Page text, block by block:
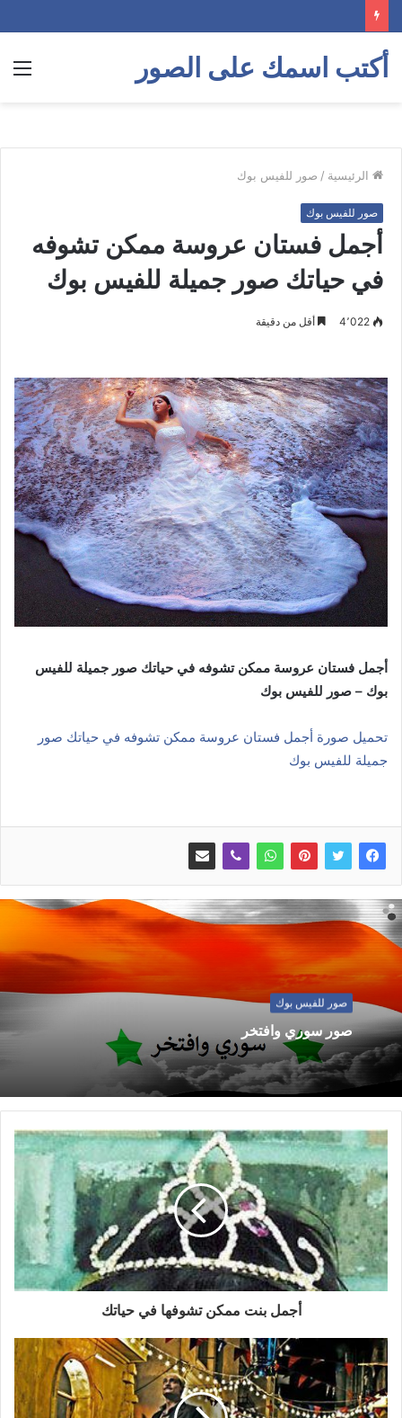
أكتب اسمك على الصور
الرئيسية / صور للفيس بوك
صور للفيس بوك
أجمل فستان عروسة ممكن تشوفه
في حياتك صور جميلة للفيس بوك
4٬022 أقل من دقيقة
أجمل فستان عروسة ممكن تشوفه في حياتك صور جميلة للفيس
بوك – صور للفيس بوك
تحميل صورة أجمل فستان عروسة ممكن تشوفه في حياتك صور
جميلة للفيس بوك
صور للفيس بوك
صور سوري وافتخر
أجمل بنت ممكن تشوفها في حياتك